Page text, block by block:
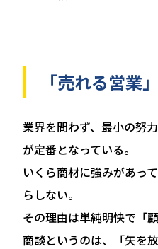
「売れる営業
業界を問わず、最小の努
が定番となっている。
いくら商材に強みがあっ
らしない。
その理由は単純明快で「
商談というのは、「矢を